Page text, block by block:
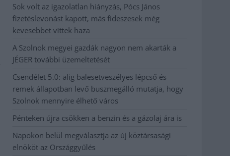
Sok volt az igazolatlan hiányzás, Pócs János
fizetéslevonást kapott, más fideszesek még
kevesebbet vittek haza
A Szolnok megyei gazdák nagyon nem akarták a
JÉGER további üzemeltetését
Csendélet 5.0: alig balesetveszélyes lépcső és
remek állapotban levő buszmegálló mutatja, hogy
Szolnok mennyire élhető város
Pénteken újra csökken a benzin és a gázolaj ára is
Napokon belül megválasztja az új köztársasági
elnököt az Országgyűlés